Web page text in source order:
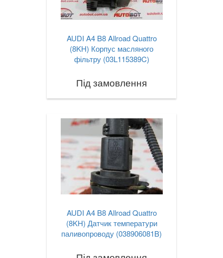
AUDI A4 B8 Allroad Quattro
(8KH) Корпус масляного
фільтру (03L115389C)
Під замовлення
AUDI A4 B8 Allroad Quattro
(8KH) Датчик температури
паливопроводу (038906081B)